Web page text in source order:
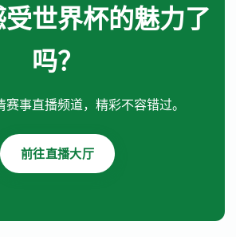
世界杯的魅力了
吗？
事直播频道，精彩不容错过。
前往直播大厅